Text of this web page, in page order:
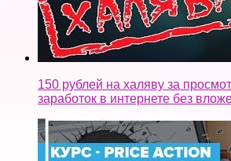
150 рублей на халяву за
заработок в интернете без